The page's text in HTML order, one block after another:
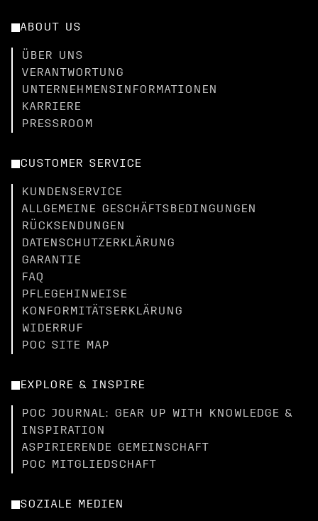
ABOUT US
ÜBER UNS
VERANTWORTUNG
UNTERNEHMENSINFORMATIONEN
KARRIERE
PRESSROOM
CUSTOMER SERVICE
KUNDENSERVICE
ALLGEMEINE GESCHÄFTSBEDINGUNGEN
RÜCKSENDUNGEN
DATENSCHUTZERKLÄRUNG
GARANTIE
FAQ
PFLEGEHINWEISE
KONFORMITÄTSERKLÄRUNG
WIDERRUF
POC SITE MAP
EXPLORE & INSPIRE
POC JOURNAL: GEAR UP WITH KNOWLEDGE &
INSPIRATION
ASPIRIERENDE GEMEINSCHAFT
POC MITGLIEDSCHAFT
SOZIALE MEDIEN